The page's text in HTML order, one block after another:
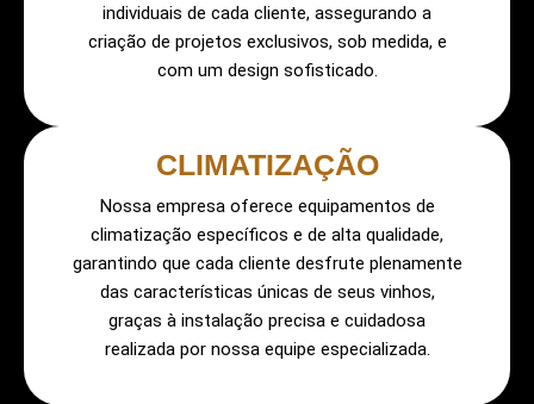
individuais de cada cliente, assegurando a
criação de projetos exclusivos, sob medida, e
com um design sofisticado.
CLIMATIZAÇÃO
Nossa empresa oferece equipamentos de
climatização específicos e de alta qualidade,
garantindo que cada cliente desfrute plenamente
das características únicas de seus vinhos,
graças à instalação precisa e cuidadosa
realizada por nossa equipe especializada.